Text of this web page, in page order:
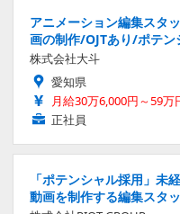
アニメーション編集スタ
画の制作/OJTあり/ポテン
株式会社大斗
愛知県
月給30万6,000円～59万
正社員
「ポテンシャル採用」未
動画を制作する編集スタ